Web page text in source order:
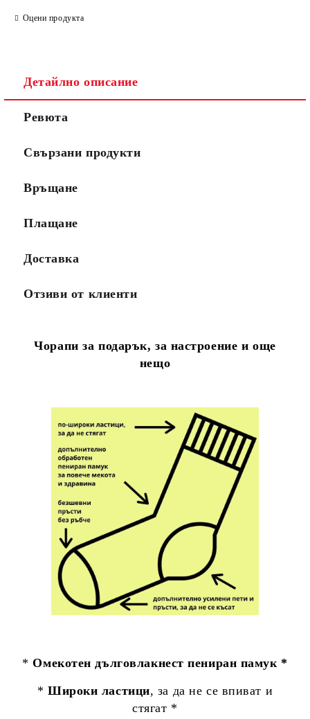
Оцени продукта
Детайлно описание
Ревюта
Свързани продукти
Връщане
Плащане
Доставка
Отзиви от клиенти
Чорапи за подарък, за настроение и още
нещо
*Омекотен дълговлакнест пениран памук *
* Широки ластици, за да не се впиват и
стягат *